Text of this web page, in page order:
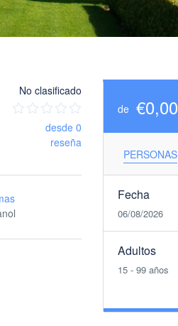
No clasificado
desde 0
reseña
de €0,00
PERSONAS
Fecha
06/08/2026
Adultos
15 - 99 años